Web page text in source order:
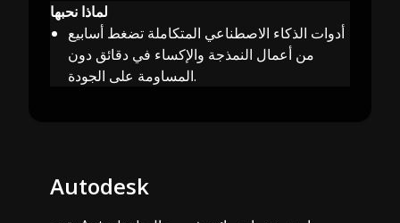
لماذا نحبها
أدوات الذكاء الاصطناعي المتكاملة تضغط أسابيع
من أعمال النمذجة والإكساء في دقائق دون
المساومة على الجودة.
Autodesk